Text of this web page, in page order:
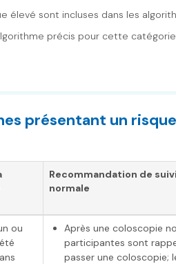
élevé sont incluses dans les
précis pour cette catégorie.
présentant un
Recommandation de
normale
ou
Après une coloscopie
participantes sont
passer une coloscopie;